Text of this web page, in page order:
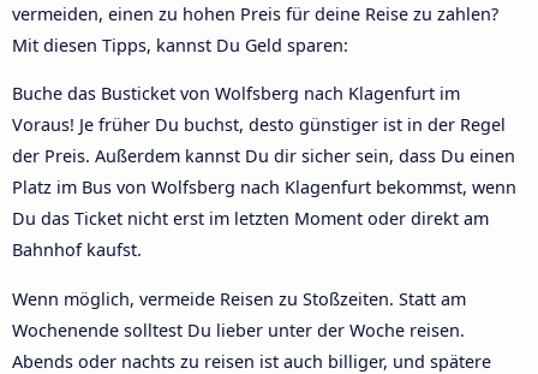
vermeiden, einen zu hohen Preis für deine Reise zu zahlen?
Mit diesen Tipps, kannst Du Geld sparen:
Buche das Busticket von Wolfsberg nach Klagenfurt im
Voraus! Je früher Du buchst, desto günstiger ist in der Regel
der Preis. Außerdem kannst Du dir sicher sein, dass Du einen
Platz im Bus von Wolfsberg nach Klagenfurt bekommst, wenn
Du das Ticket nicht erst im letzten Moment oder direkt am
Bahnhof kaufst.
Wenn möglich, vermeide Reisen zu Stoßzeiten. Statt am
Wochenende solltest Du lieber unter der Woche reisen.
Abends oder nachts zu reisen ist auch billiger, und spätere